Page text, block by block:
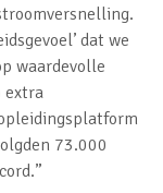
dat we
waardevolle
extra
73.000